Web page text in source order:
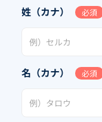
姓（カナ） 必須
名（カナ） 必須